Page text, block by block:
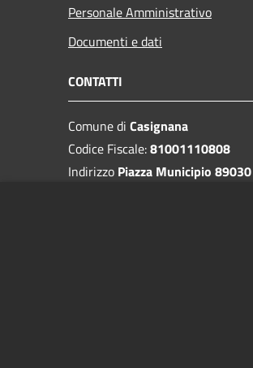
Personale Amministrativo
Documenti e dati
CONTATTI
Comune di Casignana
Codice Fiscale:81001110808
Indirizzo Piazza Municipio 89030